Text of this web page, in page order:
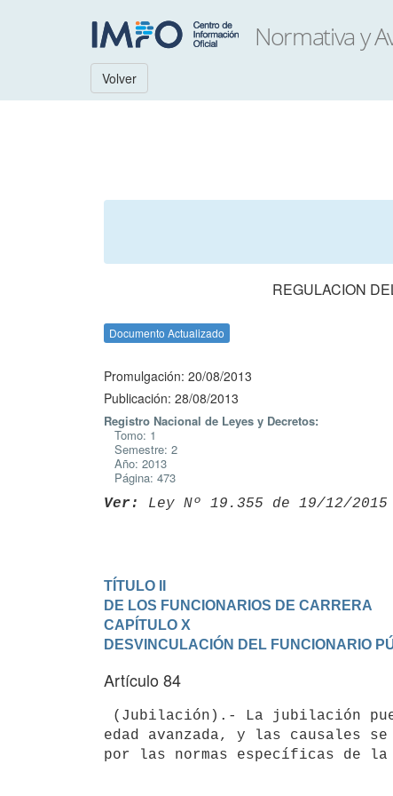
Volver
REGULACION
Documento Actualizado
Promulgación: 20/08/2013
Publicación: 28/08/2013
Registro Nacional de Leyes y Decretos:
Tomo: 1
Semestre: 2
Año: 2013
Página: 473
Ver: Ley Nº 19.355 de 19/12/
TÍTULO II
DE LOS FUNCIONARIOS DE CARRERA
CAPÍTULO X
DESVINCULACIÓN DEL FUNCIONARIO
Artículo 84
edad avanzada, y las causales